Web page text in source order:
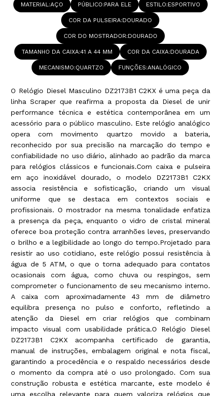
O Relógio Diesel Masculino DZ2173B1 C2KX é uma peça da
linha Scraper que reafirma a proposta da Diesel de unir
performance técnica e estética contemporânea em um
acessório para o público masculino. Este relógio analógico
opera com movimento quartzo movido a bateria,
reconhecido por sua precisão na marcação do tempo e
confiabilidade no uso diário, alinhado ao padrão da marca
para relógios clássicos e funcionais.Com caixa e pulseira
em aço inoxidável dourado, o modelo DZ2173B1 C2KX
associa resistência e sofisticação, criando um visual
uniforme que se destaca em contextos sociais e
profissionais. O mostrador na mesma tonalidade enfatiza
a presença da peça, enquanto o vidro de cristal mineral
oferece boa proteção contra arranhões leves, preservando
o brilho e a legibilidade ao longo do tempo.Projetado para
resistir ao uso cotidiano, este relógio possui resistência à
água de 5 ATM, o que o torna adequado para contatos
ocasionais com água, como chuva ou respingos, sem
comprometer o funcionamento de seu mecanismo interno.
A caixa com aproximadamente 43 mm de diâmetro
equilibra presença no pulso e conforto, refletindo a
atenção da Diesel em criar relógios que combinam
impacto visual com usabilidade prática.O Relógio Diesel
DZ2173B1 C2KX acompanha certificado de garantia,
manual de instruções, embalagem original e nota fiscal,
garantindo a procedência e o respaldo necessários desde
o momento da compra até o uso prolongado. Com sua
construção robusta e estética marcante, este modelo é
uma escolha relevante para quem valoriza relógios que
MATERIAL AÇO PÚBLICO PARA ELE ESTILO ESPORTIVO
COR DA PULSEIRA DOURADO
COR DO MOSTRADOR DOURADO
TAMANHO DA CAIXA 41 A 44 MM COR DA CAIXA DOURADA
MECANISMO QUARTZO FUNÇÕES ANALÓGICO